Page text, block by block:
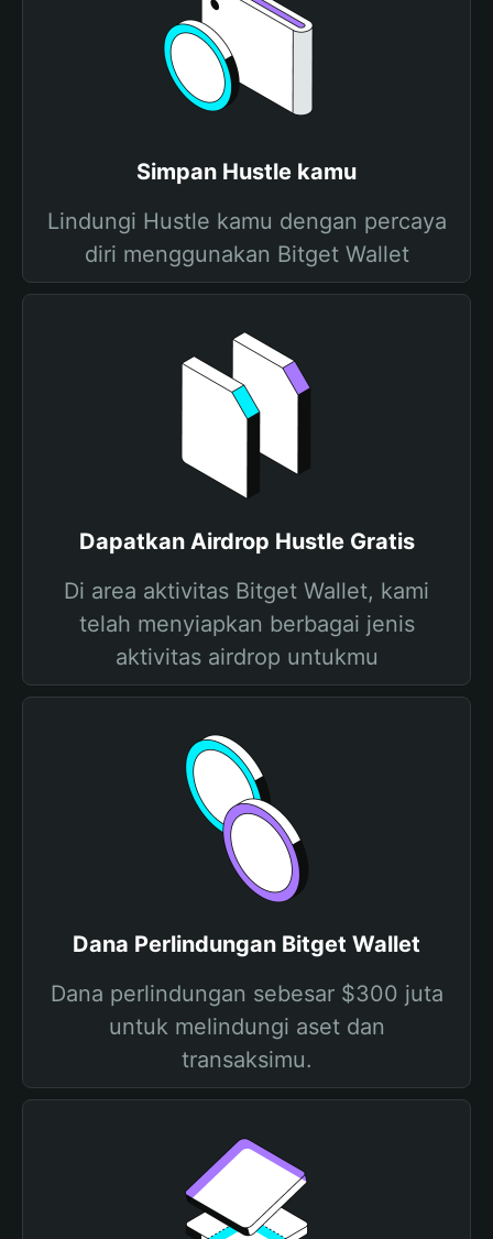
Simpan Hustle kamu
Lindungi Hustle kamu dengan percaya
diri menggunakan Bitget Wallet
Dapatkan Airdrop Hustle Gratis
Di area aktivitas Bitget Wallet, kami
telah menyiapkan berbagai jenis
aktivitas airdrop untukmu
Dana Perlindungan Bitget Wallet
Dana perlindungan sebesar $300 juta
untuk melindungi aset dan
transaksimu.